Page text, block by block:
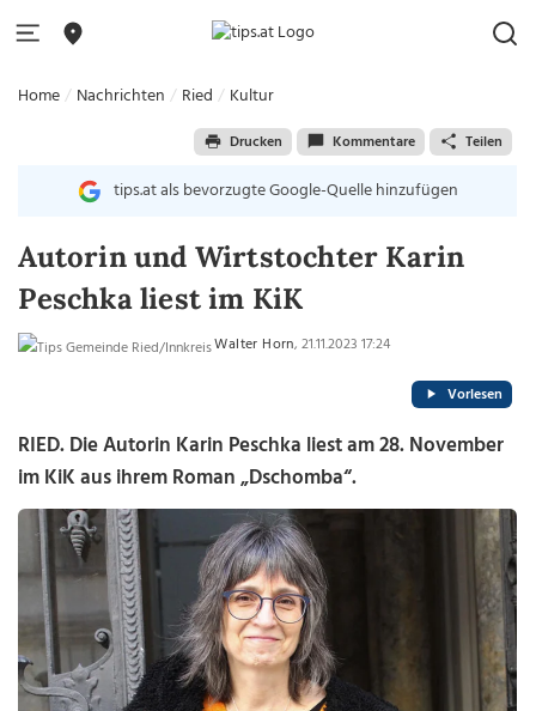
Home Nachrichten Ried Kultur
Drucken Kommentare Teilen
tips.at als bevorzugte Google-Quelle hinzufügen
Autorin und Wirtstochter Karin
Peschka liest im KiK
Walter Horn, 21.11.2023 17:24
Vorlesen
RIED.Die Autorin Karin Peschka liest am 28. November
im KiK aus ihrem Roman „Dschomba“.